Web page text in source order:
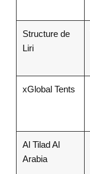
Structure de
Liri
xGlobal Tents
Al Tilad Al
Arabia